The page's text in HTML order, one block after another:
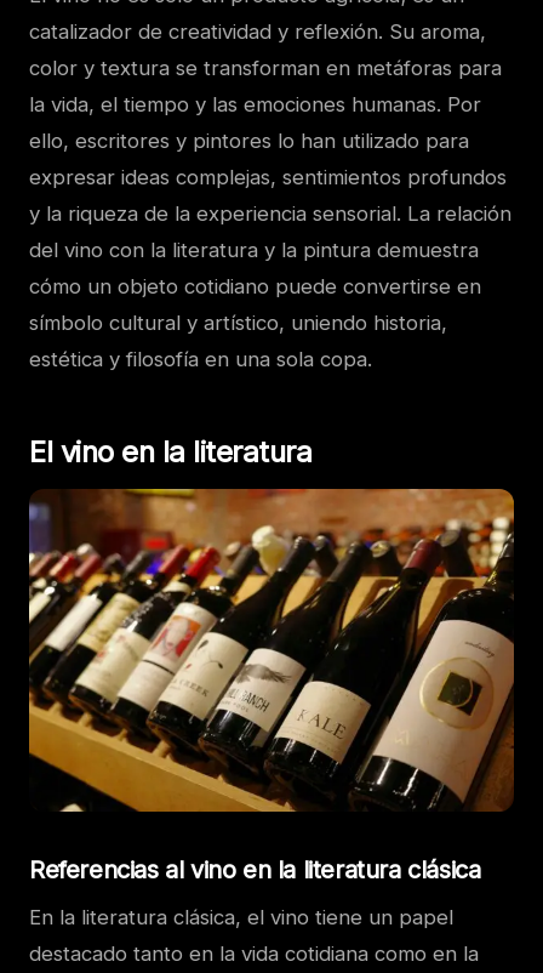
catalizador de creatividad y reflexión. Su aroma,
color y textura se transforman en metáforas para
la vida, el tiempo y las emociones humanas. Por
ello, escritores y pintores lo han utilizado para
expresar ideas complejas, sentimientos profundos
y la riqueza de la experiencia sensorial. La relación
del vino con la literatura y la pintura demuestra
cómo un objeto cotidiano puede convertirse en
símbolo cultural y artístico, uniendo historia,
estética y filosofía en una sola copa.
El vino en la literatura
Referencias al vino en la literatura clásica
En la literatura clásica, el vino tiene un papel
destacado tanto en la vida cotidiana como en la